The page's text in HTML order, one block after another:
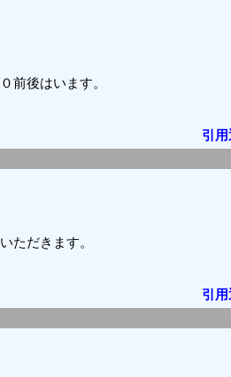
前後はいます。
引用
ただきます。
引用